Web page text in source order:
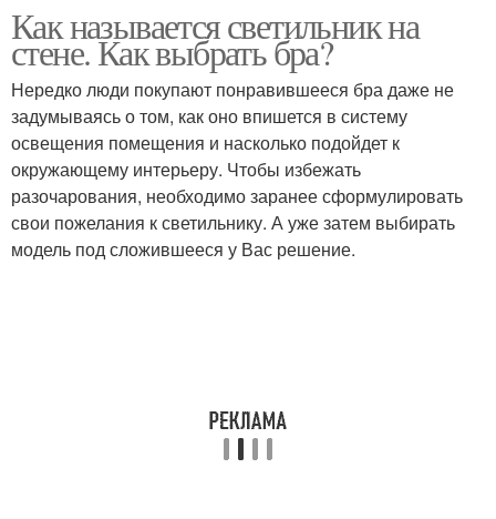
Настенные светильники
чтения
Арматурные
светильники
Светильники для
украшения
Напольные
Как называется светильник на
стене. Как выбрать бра?
Нередко люди покупают понравившееся бра даже не
задумываясь о том, как оно впишется в систему
освещения помещения и насколько подойдет к
окружающему интерьеру. Чтобы избежать
разочарования, необходимо заранее сформулировать
свои пожелания к светильнику. А уже затем выбирать
модель под сложившееся у Вас решение.